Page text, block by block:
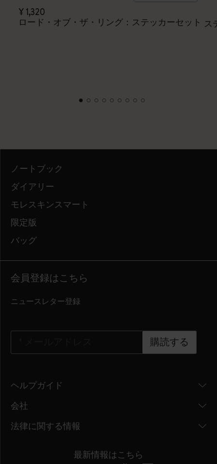
¥ 1,320
ロード・オブ・ザ・リング：ステッカーセット ス
ノートブック
ダイアリー
モレスキンスマート
限定版
バッグ
会員登録はこちら
ニュースレター登録
購読する
ヘルプガイド
会社
法律に関する情報
最新情報はこちら